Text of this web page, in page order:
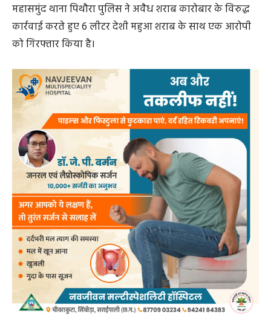
महासमुंद थाना पिथौरा पुलिस ने अवैध शराब कारोबार के विरुद्ध
कार्रवाई करते हुए 6 लीटर देशी महुआ शराब के साथ एक आरोपी
को गिरफ्तार किया है।